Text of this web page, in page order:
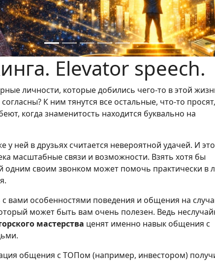
Elevator speech.
личности, которые добились чего-то в этой
К ним тянутся все остальные, что-то просят,
когда знаменитость находится буквально на
ней в друзьях считается невероятной удачей. И это
масштабные связи и возможности. Взять хотя бы
одним своим звонком может помочь практически в
с вами особенностями поведения и общения на
может быть вам очень полезен. Ведь
мастерства ценят именно навык общения с
общения с ТОПом (например, инвестором)